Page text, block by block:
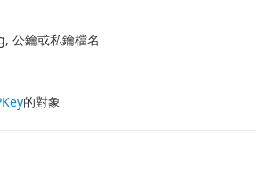
公鑰或私鑰檔名
的對象